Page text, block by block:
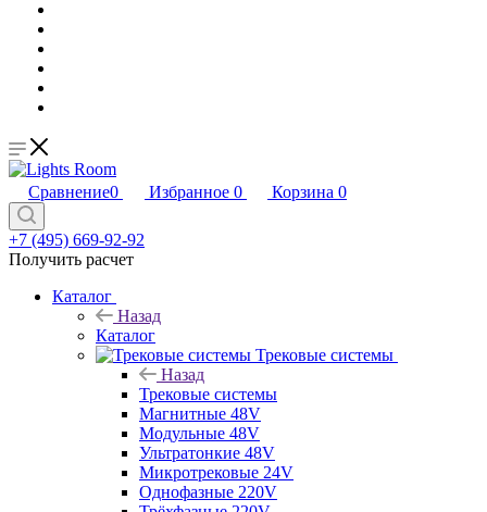
Сравнение0 Избранное 0 Корзина 0
+7 (495) 669-92-92
Получить расчет
Каталог
Назад
Каталог
Трековые системы
Назад
Трековые системы
Магнитные 48V
Модульные 48V
Ультратонкие 48V
Микротрековые 24V
Однофазные 220V